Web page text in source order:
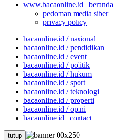
www.bacaonline.id | beranda
pedoman media siber
privacy policy
bacaonline.id / nasional
bacaonline.id / pendidikan
bacaonline.id / event
bacaonline.id / politik
bacaonline.id / hukum
bacaonline.id / sport
bacaonline.id / teknologi
bacaonline.id / properti
bacaonline.id / opini
bacaonline.id | contact
tutup